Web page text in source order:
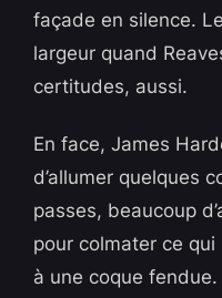
façade en silence.
largeur quand
certitudes, aussi.
En face, James
d’allumer quelques
passes, beaucoup
pour colmater ce
à une coque